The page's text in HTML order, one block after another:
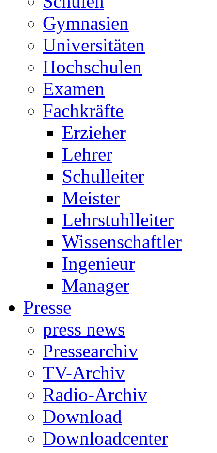
Gymnasien
Universitäten
Hochschulen
Examen
Fachkräfte
Erzieher
Lehrer
Schulleiter
Meister
Lehrstuhlleiter
Wissenschaftler
Ingenieur
Manager
Presse
press news
Pressearchiv
TV-Archiv
Radio-Archiv
Download
Downloadcenter